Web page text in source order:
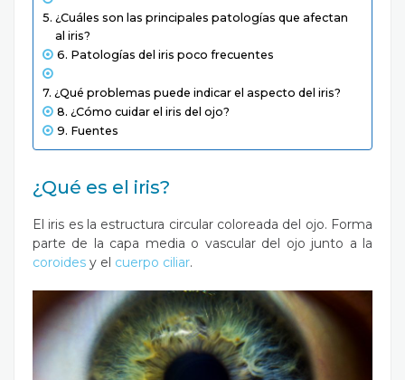
¿Cuáles son las principales patologías que afectan
al iris?
Patologías del iris poco frecuentes
¿Qué problemas puede indicar el aspecto del iris?
¿Cómo cuidar el iris del ojo?
Fuentes
¿Qué es el iris?
El iris es la estructura circular coloreada del ojo. Forma
parte de la capa media o vascular del ojo junto a la
coroides y el cuerpo ciliar.